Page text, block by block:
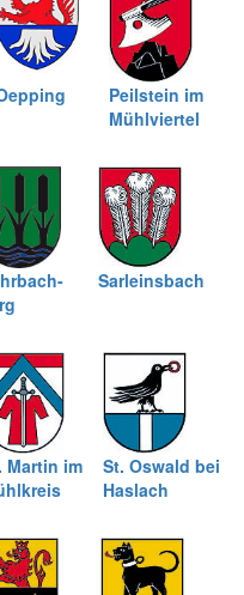
Peilstein im
Mühlviertel
Sarleinsbach
Martin im
St. Oswald bei
Haslach